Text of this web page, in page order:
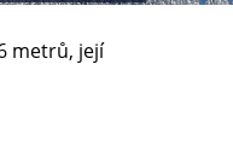
metrů, její